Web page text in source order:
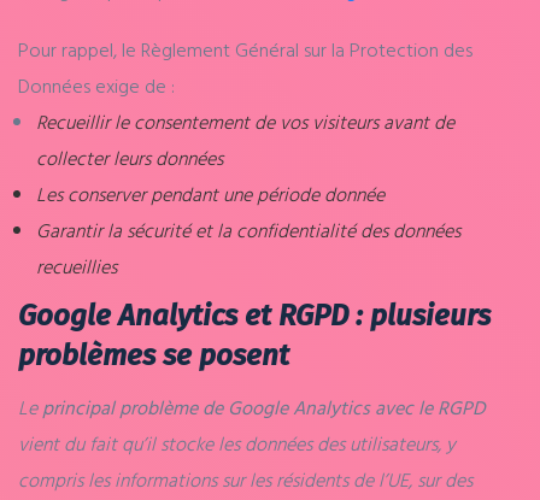
Pour rappel, le Règlement Général sur la Protection des
Données exige de :
Recueillir le consentement de vos visiteurs avant de
collecter leurs données
Les conserver pendant une période donnée
Garantir la sécurité et la confidentialité des données
recueillies
Google Analytics et RGPD : plusieurs
problèmes se posent
Leprincipal problème de Google Analytics avec le RGPD
vient du fait qu’il stocke les données des utilisateurs, y
compris les informations sur les résidents de l’UE, sur des